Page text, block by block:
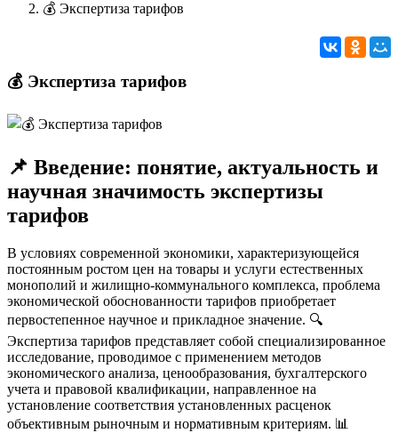
💰 Экспертиза тарифов
💰 Экспертиза тарифов
📌 Введение: понятие, актуальность и
научная значимость экспертизы
тарифов
В условиях современной экономики, характеризующейся
постоянным ростом цен на товары и услуги естественных
монополий и жилищно-коммунального комплекса, проблема
экономической обоснованности тарифов приобретает
первостепенное научное и прикладное значение. 🔍
Экспертиза тарифов представляет собой специализированное
исследование, проводимое с применением методов
экономического анализа, ценообразования, бухгалтерского
учета и правовой квалификации, направленное на
установление соответствия установленных расценок
объективным рыночным и нормативным критериям. 📊